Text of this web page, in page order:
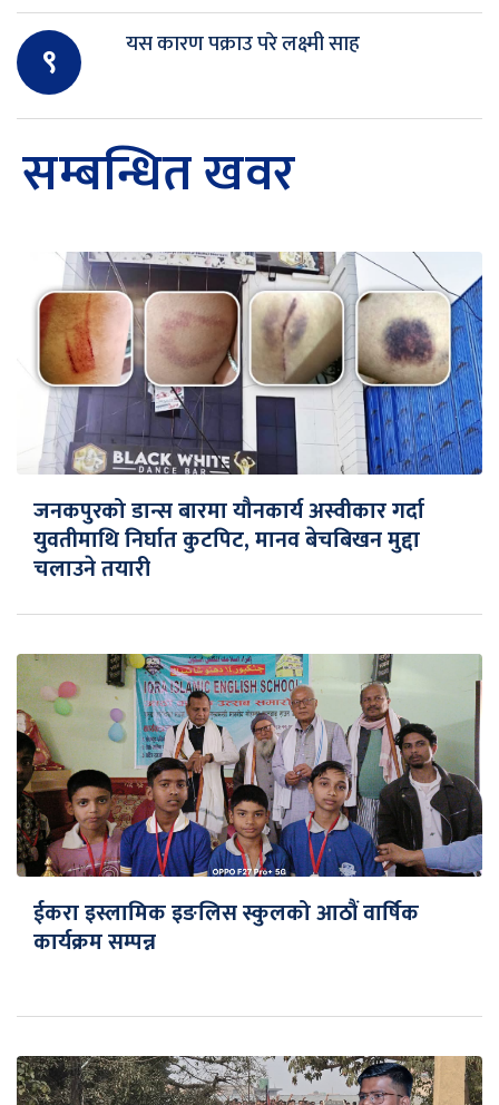
९ यस कारण पक्राउ परे लक्ष्मी साह
सम्बन्धित खवर
जनकपुरको डान्स बारमा यौनकार्य अस्वीकार गर्दा
युवतीमाथि निर्घात कुटपिट, मानव बेचबिखन मुद्दा
चलाउने तयारी
ईकरा इस्लामिक इङलिस स्कुलको आठौं वार्षिक
कार्यक्रम सम्पन्न